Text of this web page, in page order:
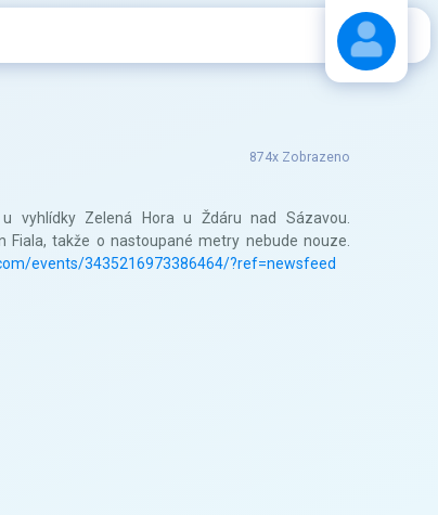
874x Zobrazeno
vyhlídky Zelená Hora u Ždáru nad Sázavou.
takže o nastoupané metry nebude nouze.
events/3435216973386464/?ref=newsfeed